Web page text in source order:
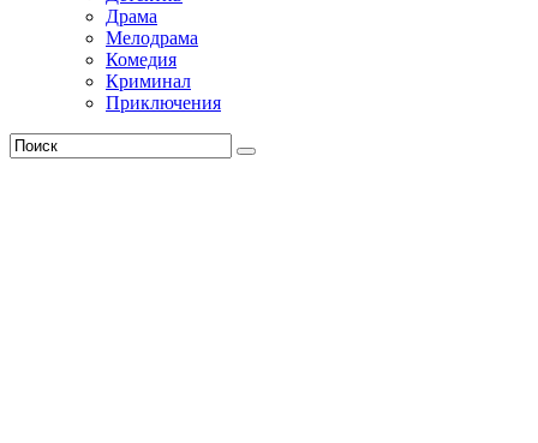
Драма
Мелодрама
Комедия
Криминал
Приключения